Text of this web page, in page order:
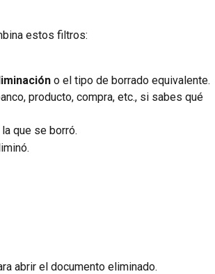
estos filtros:
o el tipo de borrado equivalente.
producto, compra, etc., si sabes qué
que se borró.
abrir el documento eliminado.